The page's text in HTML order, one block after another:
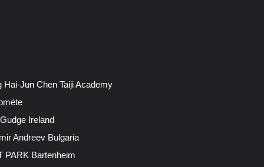
Hai-Jun Chen Taiji Academy
Ireland
Andreev Bulgaria
PARK Bartenheim